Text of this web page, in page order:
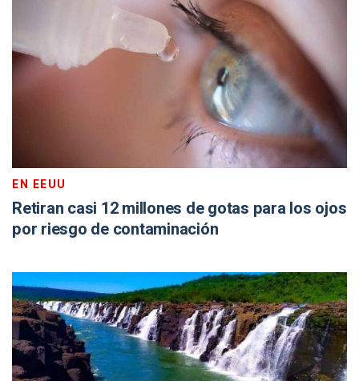
EN EEUU
Retiran casi 12 millones de gotas para los ojos
por riesgo de contaminación